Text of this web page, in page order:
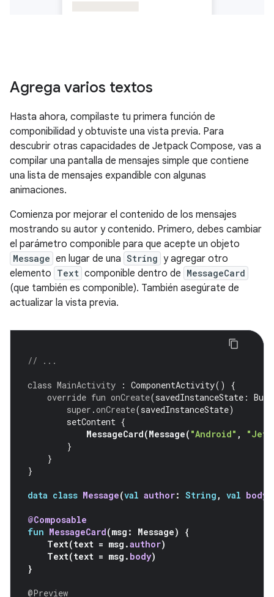
Agrega varios textos
Hasta ahora, compilaste tu primera función de
componibilidad y obtuviste una vista previa. Para
descubrir otras capacidades de Jetpack Compose, vas a
compilar una pantalla de mensajes simple que contiene
una lista de mensajes expandible con algunas
animaciones.
Comienza por mejorar el contenido de los mensajes
mostrando su autor y contenido. Primero, debes cambiar
el parámetro componible para que acepte un objeto
Message en lugar de una String y agregar otro
elemento Text componible dentro de MessageCard
(que también es componible). También asegúrate de
actualizar la vista previa.
// ...
class MainActivity : ComponentActivity()
{
override fun onCreate(savedInstanceState :
super .onCreate(savedInstanceState)
setContent {
MessageCard(Message( "Android" ,
}
}
}
data class Message(val author: String , val body
@Composable
fun MessageCard(msg : Message)
{
Text(text = msg .author)
Text(text = msg . body)
}
@Preview